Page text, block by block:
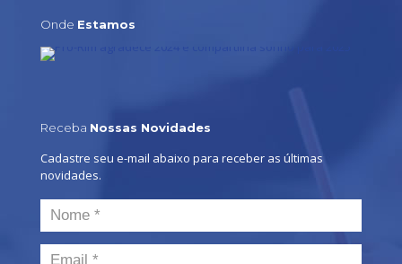
Onde Estamos
Receba Nossas Novidades
Cadastre seu e-mail abaixo para receber as últimas
novidades.